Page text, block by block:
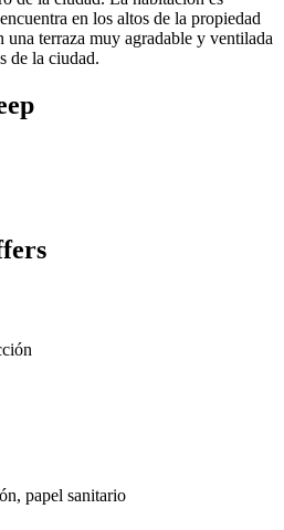
en los altos de la propiedad
terraza muy agradable y ventilada
de la ciudad.
papel sanitario